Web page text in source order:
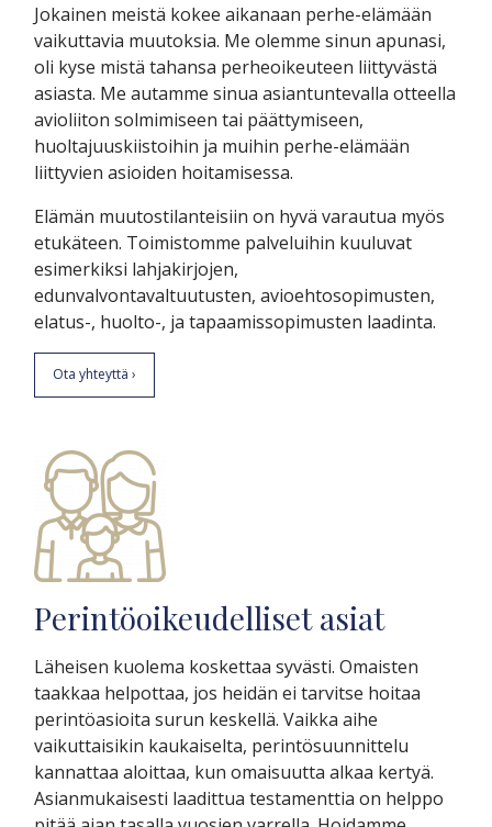
Jokainen meistä kokee aikanaan perhe-elämään
vaikuttavia muutoksia. Me olemme sinun apunasi,
oli kyse mistä tahansa perheoikeuteen liittyvästä
asiasta. Me autamme sinua asiantuntevalla otteella
avioliiton solmimiseen tai päättymiseen,
huoltajuuskiistoihin ja muihin perhe-elämään
liittyvien asioiden hoitamisessa.
Elämän muutostilanteisiin on hyvä varautua myös
etukäteen. Toimistomme palveluihin kuuluvat
esimerkiksi lahjakirjojen,
edunvalvontavaltuutusten, avioehtosopimusten,
elatus-, huolto-, ja tapaamissopimusten laadinta.
Ota yhteyttä ›
Perintöoikeudelliset asiat
Läheisen kuolema koskettaa syvästi. Omaisten
taakkaa helpottaa, jos heidän ei tarvitse hoitaa
perintöasioita surun keskellä. Vaikka aihe
vaikuttaisikin kaukaiselta, perintösuunnittelu
kannattaa aloittaa, kun omaisuutta alkaa kertyä.
Asianmukaisesti laadittua testamenttia on helppo